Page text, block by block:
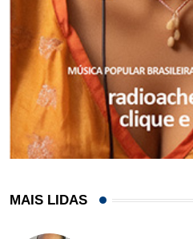
MAIS LIDAS